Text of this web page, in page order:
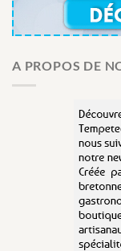
A PROPOS DE